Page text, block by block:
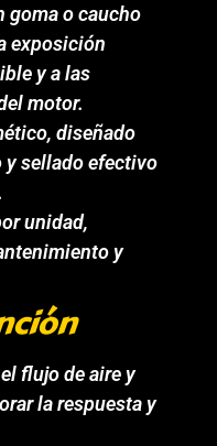
goma o caucho
exposición
y a las
motor.
diseñado
y sellado efectivo
unidad,
y
flujo de aire y
la respuesta y